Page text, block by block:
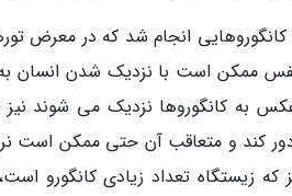
در سال 2017 روی کانگوروهایی انجام شد
ممکن است با نزدیک شدن انسان
به کانگوروها نزدیک می شوند
کند و متعاقب آن حتی ممکن است
که زیستگاه تعداد زیادی کانگورو